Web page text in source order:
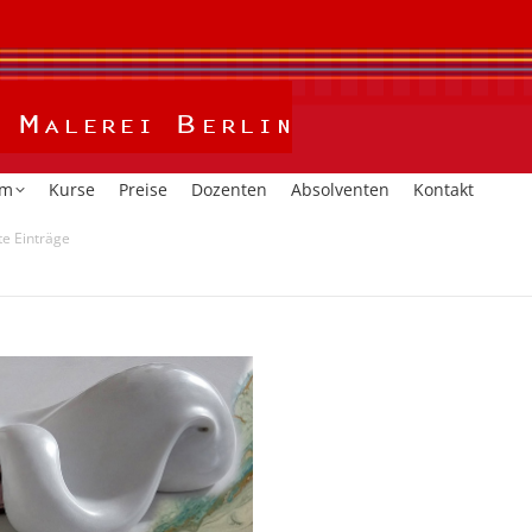
Kurse Preise Dozenten Absolventen Kontakt
Einträge